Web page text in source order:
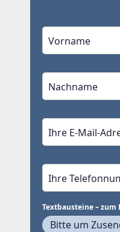
Textbausteine – zum
Bitte um